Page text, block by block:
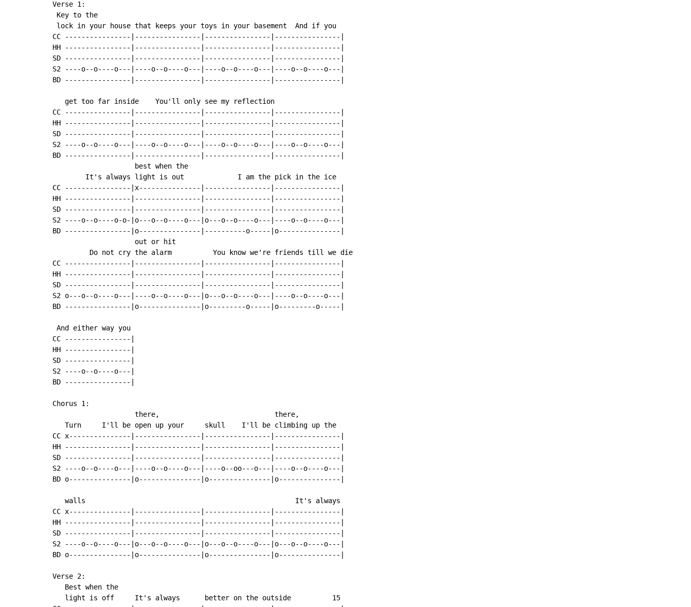
Verse 1:
Key to the
lock in your house that keeps your toys in your basement  And if you
CC ----------------|----------------|----------------|----------------|
HH ----------------|----------------|----------------|----------------|
SD ----------------|----------------|----------------|----------------|
S2 ----o--o----o---|----o--o----o---|----o--o----o---|----o--o----o---|
BD ----------------|----------------|----------------|----------------|
   get too far inside    You'll only see my reflection
CC ----------------|----------------|----------------|----------------|
HH ----------------|----------------|----------------|----------------|
SD ----------------|----------------|----------------|----------------|
S2 ----o--o----o---|----o--o----o---|----o--o----o---|----o--o----o---|
BD ----------------|----------------|----------------|----------------|
                    best when the
        It's always light is out             I am the pick in the ice
CC ----------------|x---------------|----------------|----------------|
HH ----------------|----------------|----------------|----------------|
SD ----------------|----------------|----------------|----------------|
S2 ----o--o----o-o-|o---o--o----o---|o---o--o----o---|----o--o----o---|
BD ----------------|o---------------|----------o-----|o---------------|
                    out or hit
         Do not cry the alarm          You know we're friends till we die
CC ----------------|----------------|----------------|----------------|
HH ----------------|----------------|----------------|----------------|
SD ----------------|----------------|----------------|----------------|
S2 o---o--o----o---|----o--o----o---|o---o--o----o---|----o--o----o---|
BD ----------------|o---------------|o---------o-----|o---------o-----|
And either way you
CC ----------------|
HH ----------------|
SD ----------------|
S2 ----o--o----o---|
BD ----------------|
Chorus 1:
                    there,                            there,
   Turn     I'll be open up your     skull    I'll be climbing up the
CC x---------------|----------------|----------------|----------------|
HH ----------------|----------------|----------------|----------------|
SD ----------------|----------------|----------------|----------------|
S2 ----o--o----o---|----o--o----o---|----o--oo---o---|----o--o----o---|
BD o---------------|o---------------|o---------------|o---------------|
   walls                                                   It's always
CC x---------------|----------------|----------------|----------------|
HH ----------------|----------------|----------------|----------------|
SD ----------------|----------------|----------------|----------------|
S2 ----o--o----o---|o---o--o----o---|o---o--o----o---|o---o--o----o---|
BD o---------------|o---------------|o---------------|o---------------|
Verse 2:
   Best when the
   light is off     It's always      better on the outside          15